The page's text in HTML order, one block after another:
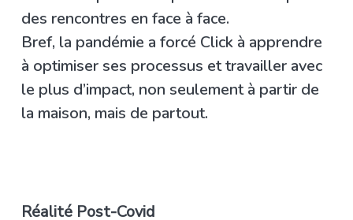
des rencontres en face à face.
Bref, la pandémie a forcé Click à apprendre
à optimiser ses processus et travailler avec
le plus d’impact, non seulement à partir de
la maison, mais de partout.
Réalité Post-Covid